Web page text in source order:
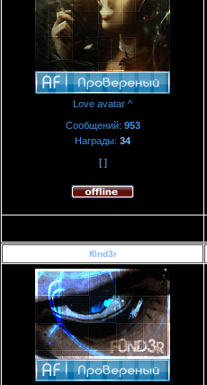
Love avatar ^
Сообщений: 953
Награды: 34
[ ]
f0nd3r